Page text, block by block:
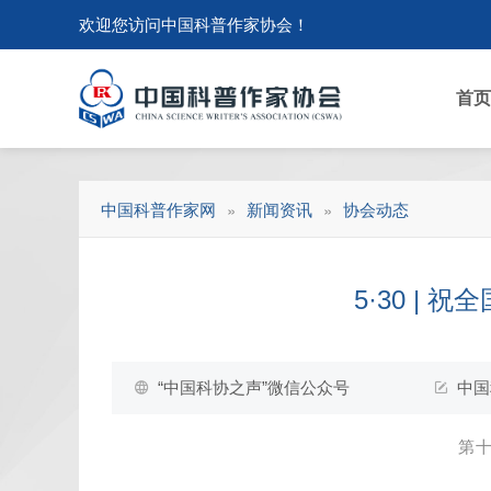
欢迎您访问中国科普作家协会！
首页
中国科普作家网 » 新闻资讯 » 协会动态
5·30 | 祝
“中国科协之声”微信公众号 中
第